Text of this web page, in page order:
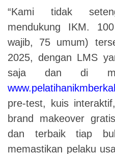
“Kami tidak
mendukung IKM.
wajib, 75 umum)
2025, dengan LMS
saja dan di
pre-test, kuis
brand makeover
dan terbaik tiap
memastikan pelaku